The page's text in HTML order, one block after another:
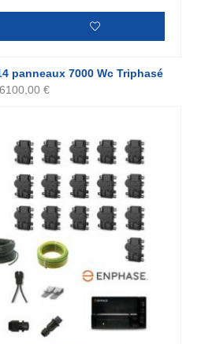
panneaux 7000 Wc Triphasé
6100,00 €